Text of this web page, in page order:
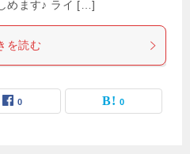
めます♪ ライ […]
を読む
0 0